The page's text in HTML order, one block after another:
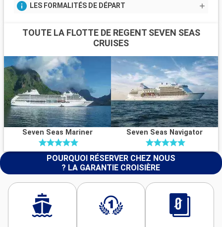
LES FORMALITÉS DE DÉPART
TOUTE LA FLOTTE DE REGENT SEVEN SEAS
CRUISES
Seven Seas Mariner Seven Seas Navigator
POURQUOI RÉSERVER CHEZ NOUS
? LA GARANTIE CROISIÈRE